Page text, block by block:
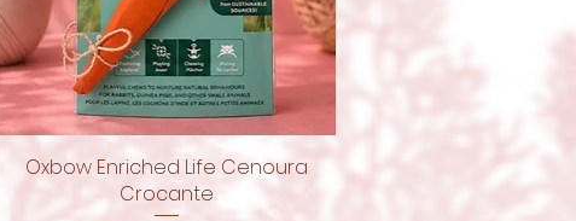
Vista rápida
Oxbow Enriched Life Cenoura
Crocante